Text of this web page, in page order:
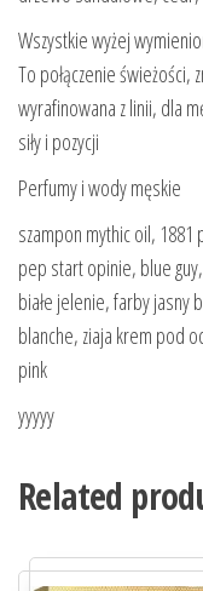
Wszystkie wyżej
To połączenie świeżości,
wyrafinowana z linii, dla
siły i pozycji
Perfumy i wody męskie
szampon mythic oil,
pep start opinie, blue
białe jelenie, farby jasny
blanche, ziaja krem pod
pink
yyyyy
Related